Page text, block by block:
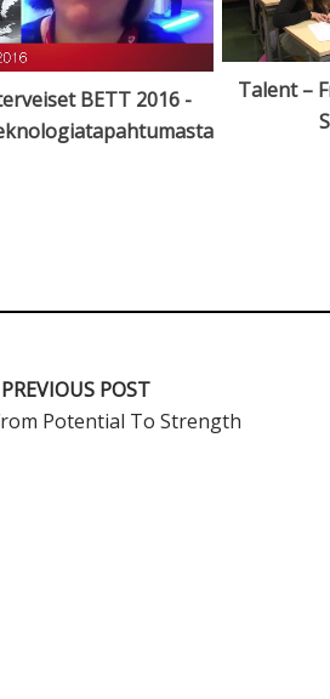
BETT 2016 -
Talent –
PREVIOUS POST
Potential To Strength